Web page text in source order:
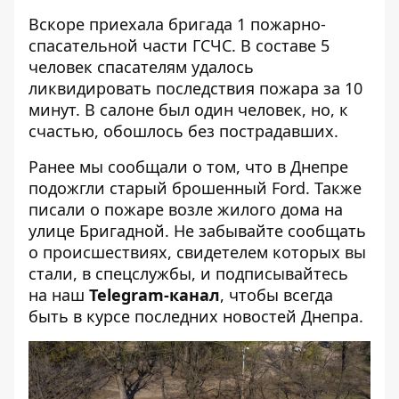
Вскоре приехала бригада 1 пожарно-
спасательной части ГСЧС. В составе 5
человек спасателям удалось
ликвидировать последствия пожара за 10
минут. В салоне был один человек, но, к
счастью, обошлось без пострадавших.
Ранее мы сообщали о том, что в Днепре
подожгли старый брошенный Ford. Также
писали о пожаре возле жилого дома на
улице Бригадной. Не забывайте сообщать
о происшествиях, свидетелем которых вы
стали, в спецслужбы, и подписывайтесь
на наш Telegram-канал, чтобы всегда
быть в курсе последних новостей Днепра.